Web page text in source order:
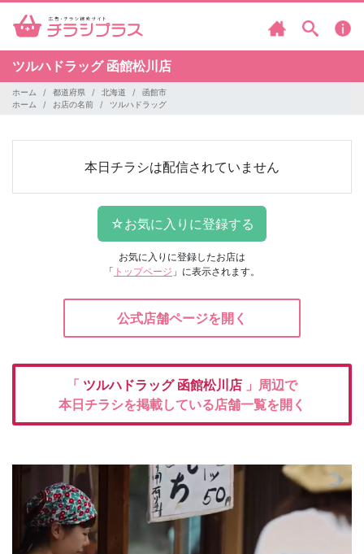
ツルハドラッグ 函館松川店
ホーム 都道府県 北海道
函館市
ホーム
お店の名前 ツルハドラッグ
本日チラシは配信されていません
お気に入りに登録したお店は
「 トップページ 」に表示されます。
公式店舗ページを開く
「 ツルハドラッグ 函館松川店 」周辺で
本日チラシを掲載している店舗一覧を開く